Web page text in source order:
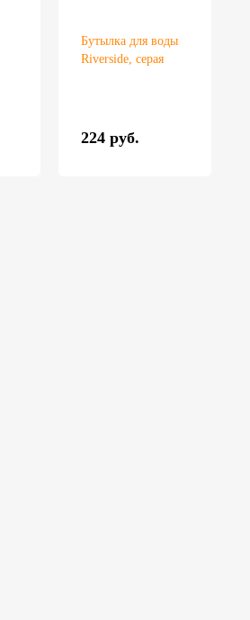
Бутылка для воды
Riverside, серая
224 руб.